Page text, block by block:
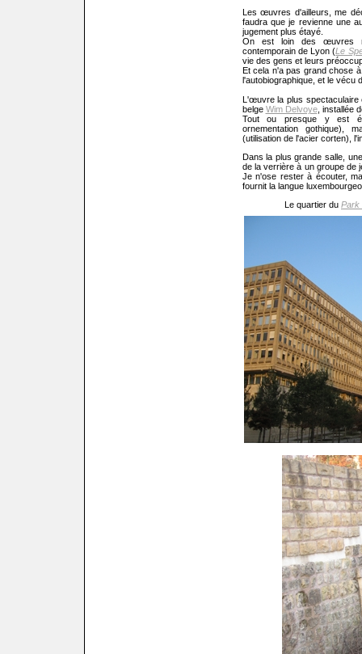
Les œuvres d'ailleurs, me
faudra que je revienne une
jugement plus étayé.
On est loin des œuvres
contemporain de Lyon (Le
vie des gens et leurs
Et cela n'a pas grand chose
l'autobiographique, et le vécu
L'œuvre la plus spectaculaire
belge Wim Delvoye, installée
Tout ou presque y est
ornementation gothique),
(utilisation de l'acier corten),
Dans la plus grande salle,
de la verrière à un groupe de
Je n'ose rester à écouter,
fournit la langue
Le quartier du Park